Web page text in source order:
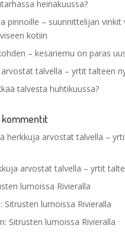
heinäkuussa?
pinnoille – suunnittelijan vinkit
kotiin
– kesäriemu on paras
talvella – yrtit talteen
talvesta huhtikuussa?
kommentit
herkkuja arvostat talvella –
arvostat talvella – yrtit
lumoissa Rivieralla
: Sitrusten lumoissa Rivieralla
: Sitrusten lumoissa Rivieralla